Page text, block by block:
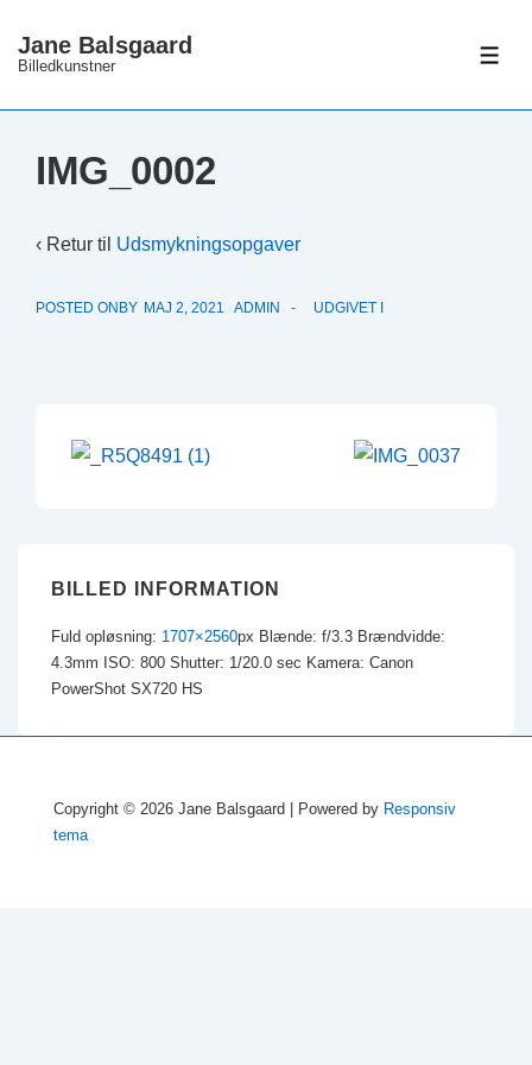
Hop
hovedindhold
Jane Balsgaard
Billedkunstner
IMG_0002
‹ Retur til Udsmykningsopgaver
POSTED ONBY MAJ 2, 2021 ADMIN UDGIVET I
BILLED INFORMATION
Fuld opløsning: 1707×2560px Blænde: f/3.3 Brændvidde:
4.3mm ISO: 800 Shutter: 1/20.0 sec Kamera: Canon
PowerShot SX720 HS
Copyright © 2026 Jane Balsgaard | Powered by Responsiv
tema